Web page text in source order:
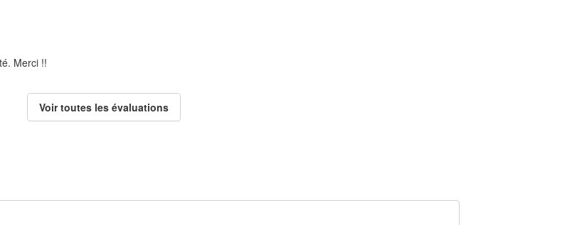
Merci !!
Voir toutes les évaluations